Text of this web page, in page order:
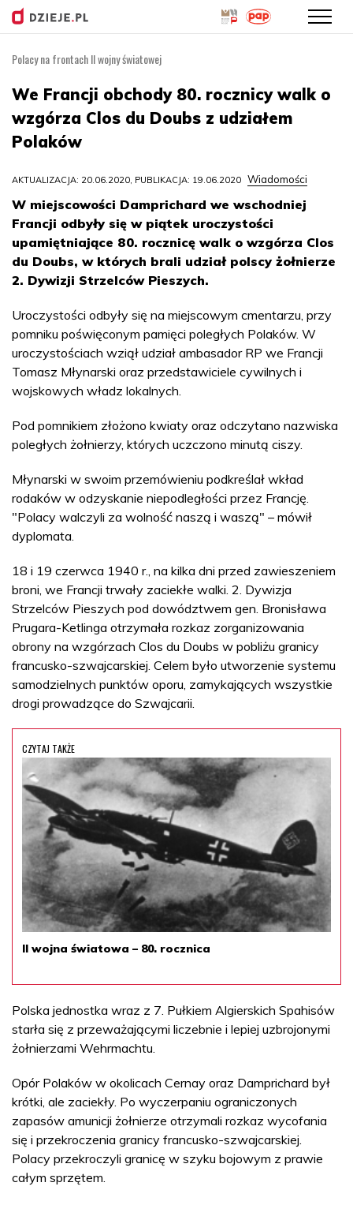
treści
Polacy na frontach II wojny światowej
We Francji obchody 80. rocznicy walk o
wzgórza Clos du Doubs z udziałem
Polaków
AKTUALIZACJA: 20.06.2020, PUBLIKACJA: 19.06.2020 Wiadomości
W miejscowości Damprichard we wschodniej
Francji odbyły się w piątek uroczystości
upamiętniające 80. rocznicę walk o wzgórza Clos
du Doubs, w których brali udział polscy żołnierze
2. Dywizji Strzelców Pieszych.
Uroczystości odbyły się na miejscowym cmentarzu, przy
pomniku poświęconym pamięci poległych Polaków. W
uroczystościach wziął udział ambasador RP we Francji
Tomasz Młynarski oraz przedstawiciele cywilnych i
wojskowych władz lokalnych.
Pod pomnikiem złożono kwiaty oraz odczytano nazwiska
poległych żołnierzy, których uczczono minutą ciszy.
Młynarski w swoim przemówieniu podkreślał wkład
rodaków w odzyskanie niepodległości przez Francję.
"Polacy walczyli za wolność naszą i waszą" – mówił
dyplomata.
18 i 19 czerwca 1940 r., na kilka dni przed zawieszeniem
broni, we Francji trwały zaciekłe walki. 2. Dywizja
Strzelców Pieszych pod dowództwem gen. Bronisława
Prugara-Ketlinga otrzymała rozkaz zorganizowania
obrony na wzgórzach Clos du Doubs w pobliżu granicy
francusko-szwajcarskiej. Celem było utworzenie systemu
samodzielnych punktów oporu, zamykających wszystkie
drogi prowadzące do Szwajcarii.
CZYTAJ TAKŻE
II wojna światowa – 80. rocznica
Polska jednostka wraz z 7. Pułkiem Algierskich Spahisów
starła się z przeważającymi liczebnie i lepiej uzbrojonymi
żołnierzami Wehrmachtu.
Opór Polaków w okolicach Cernay oraz Damprichard był
krótki, ale zaciekły. Po wyczerpaniu ograniczonych
zapasów amunicji żołnierze otrzymali rozkaz wycofania
się i przekroczenia granicy francusko-szwajcarskiej.
Polacy przekroczyli granicę w szyku bojowym z prawie
całym sprzętem.